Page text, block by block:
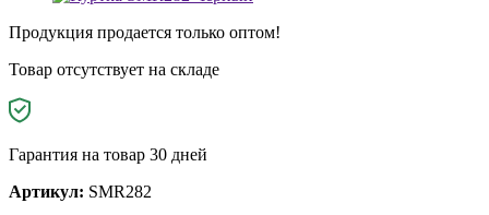
Продукция продается только оптом!
Товар отсутствует на складе
Гарантия на товар 30 дней
Артикул: SMR282